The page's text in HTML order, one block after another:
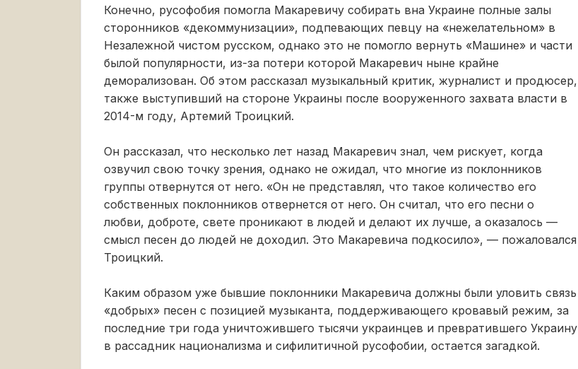
Конечно, русофобия помогла Макаревичу собирать вна Украине полные залы
сторонников «декоммунизации», подпевающих певцу на «нежелательном» в
Незалежной чистом русском, однако это не помогло вернуть «Машине» и части
былой популярности, из-за потери которой Макаревич ныне крайне
деморализован. Об этом рассказал музыкальный критик, журналист и продюсер,
также выступивший на стороне Украины после вооруженного захвата власти в
2014-м году, Артемий Троицкий.
Он рассказал, что несколько лет назад Макаревич знал, чем рискует, когда
озвучил свою точку зрения, однако не ожидал, что многие из поклонников
группы отвернутся от него. «Он не представлял, что такое количество его
собственных поклонников отвернется от него. Он считал, что его песни о
любви, доброте, свете проникают в людей и делают их лучше, а оказалось —
смысл песен до людей не доходил. Это Макаревича подкосило», — пожаловался
Троицкий.
Каким образом уже бывшие поклонники Макаревича должны были уловить связь
«добрых» песен с позицией музыканта, поддерживающего кровавый режим, за
последние три года уничтожившего тысячи украинцев и превратившего Украину
в рассадник национализма и сифилитичной русофобии, остается загадкой.